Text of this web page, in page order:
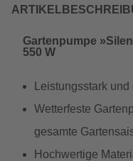
Gartenpumpe
550 W
Leistungsstark
Wetterfeste
gesamte
Hochwertige